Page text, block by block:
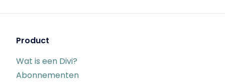
Product
Wat is een Divi?
Abonnementen